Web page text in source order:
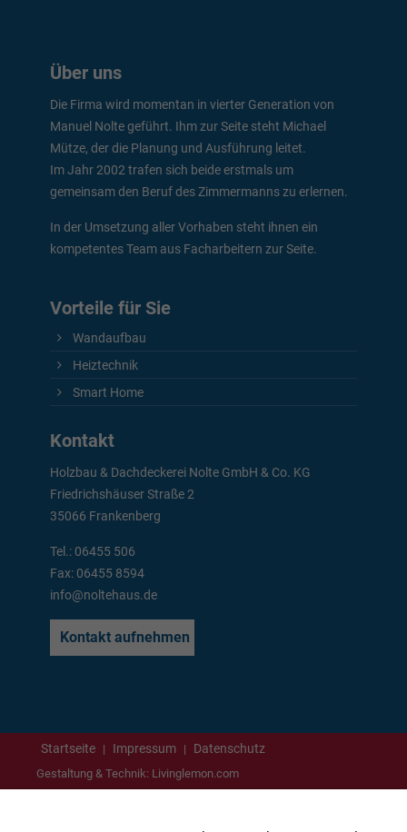
Über uns
Die Firma wird momentan in vierter Generation von
Manuel Nolte geführt. Ihm zur Seite steht Michael
Mütze, der die Planung und Ausführung leitet.
Im Jahr 2002 trafen sich beide erstmals um
gemeinsam den Beruf des Zimmermanns zu erlernen.
In der Umsetzung aller Vorhaben steht ihnen ein
kompetentes Team aus Facharbeitern zur Seite.
Vorteile für Sie
Wandaufbau
Heiztechnik
Smart Home
Kontakt
Holzbau & Dachdeckerei Nolte GmbH & Co. KG
Friedrichshäuser Straße 2
35066 Frankenberg
Tel.: 06455 506
Fax: 06455 8594
info@noltehaus.de
Kontakt aufnehmen
Startseite | Impressum | Datenschutz
Gestaltung & Technik: Livinglemon.com